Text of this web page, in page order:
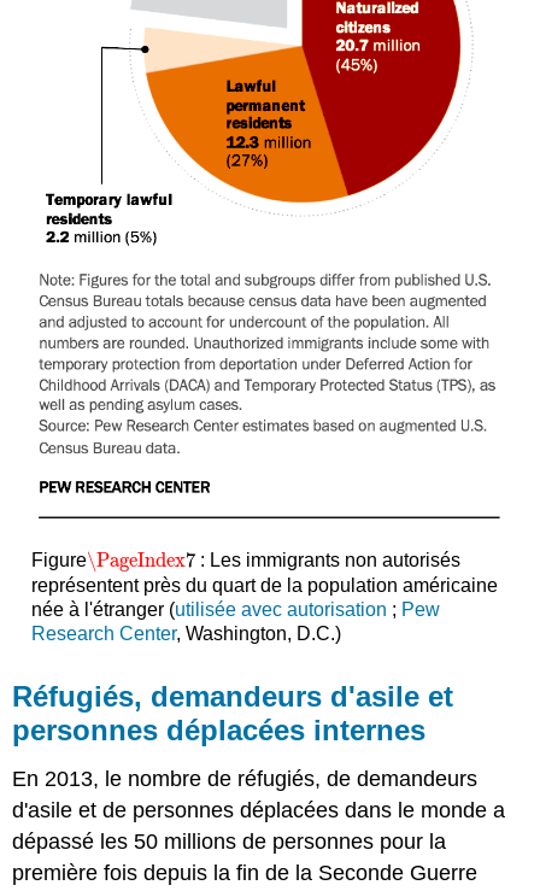
Figure\PageIndex7
\PageIndex7 : Les immigrants non autorisés
représentent près du quart de la population américaine
née à l'étranger (utilisée avec autorisation ; Pew
Research Center, Washington, D.C.)
Réfugiés, demandeurs d'asile et
personnes déplacées internes
En 2013, le nombre de réfugiés, de demandeurs
d'asile et de personnes déplacées dans le monde a
dépassé les 50 millions de personnes pour la
première fois depuis la fin de la Seconde Guerre